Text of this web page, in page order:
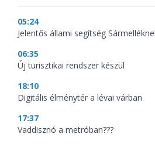
05:24
Jelentős állami segítség
06:35
Új turisztikai rendszer készül
18:10
Digitális élménytér a lévai várban
17:37
Vaddisznó a metróban???